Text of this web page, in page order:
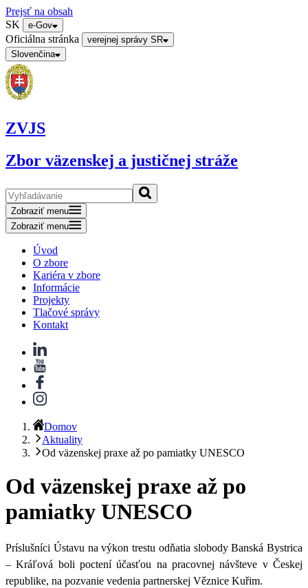
Prejsť na obsah
SK
e-Gov
Oficiálna stránka
verejnej správy SR
Slovenčina
ZVJS
Zbor väzenskej a justičnej stráže
Zobraziť menu
Zobraziť menu
Úvod
O zbore
Kariéra v zbore
Informácie
Projekty
Tlačové správy
Kontakt
Domov
Aktuality
Od väzenskej praxe až po pamiatky UNESCO
Od väzenskej praxe až po
pamiatky UNESCO
Príslušníci Ústavu na výkon trestu odňatia slobody Banská Bystrica
– Kráľová boli poctení účasťou na pracovnej návšteve v Českej
republike, na pozvanie vedenia partnerskej Věznice Kuřim.